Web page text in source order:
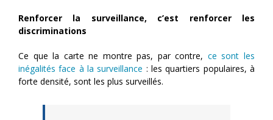
Renforcer la surveillance, c’est renforcer les
discriminations
Ce que la carte ne montre pas, par contre, ce sont les
inégalités face à la surveillance : les quartiers populaires, à
forte densité, sont les plus surveillés.